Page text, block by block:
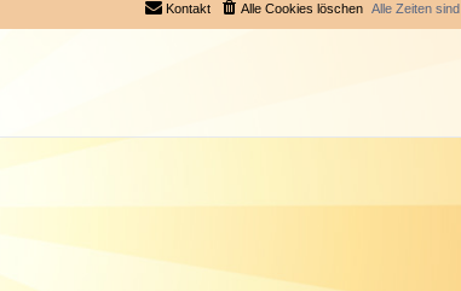
Alle Zeiten sind
Alle Cookies löschen
Kontakt